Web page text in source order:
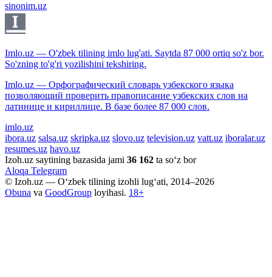
sinonim.uz
Imlo.uz — O'zbek tilining imlo lug'ati. Saytda 87 000 ortiq so'z bor.
So'zning to'g'ri yozilishini tekshiring.
Imlo.uz — Орфографический словарь узбекского языка
позволяющий проверить правописание узбекских слов на
латинице и кириллице. В базе более 87 000 слов.
imlo.uz
ibora.uz salsa.uz skripka.uz slovo.uz television.uz vatt.uz iboralar.uz
resumes.uz havo.uz
Izoh.uz saytining bazasida jami 36 162 ta so‘z bor
Aloqa Telegram
© Izoh.uz — O‘zbek tilining izohli lug‘ati, 2014–2026
Obuna va GoodGroup loyihasi. 18+